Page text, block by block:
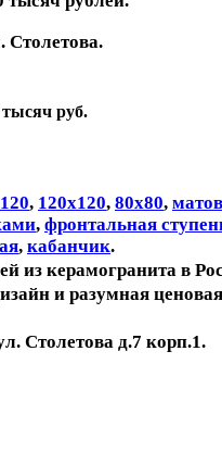
Столетова.
тысяч руб.
, 120х120, 80х80,
, фронтальная
, кабанчик.
из керамогранита в
и разумная
Столетова д.7 корп.1.